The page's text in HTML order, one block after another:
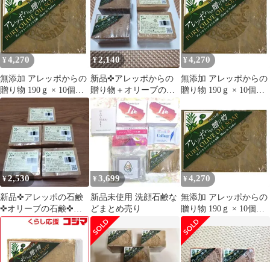
¥4,270
無添加 アレッポからの
贈り物 190ｇ × 10個セ
ット
¥2,140
新品✜アレッポからの
贈り物＋オリーブの石
鹸✜2種類・各2個ずつ
→計4個セット
¥4,270
無添加 アレッポからの
贈り物 190ｇ × 10個セ
¥2,530
新品✜アレッポの石鹸
✜オリーブの石鹸✜ク
ロスロード✜オリーブ
¥ 3,699
新品未使用 洗顔石鹸な
どまとめ売り
¥4,270
無添加 アレッポからの
贈り物 190ｇ × 10個セ
ット